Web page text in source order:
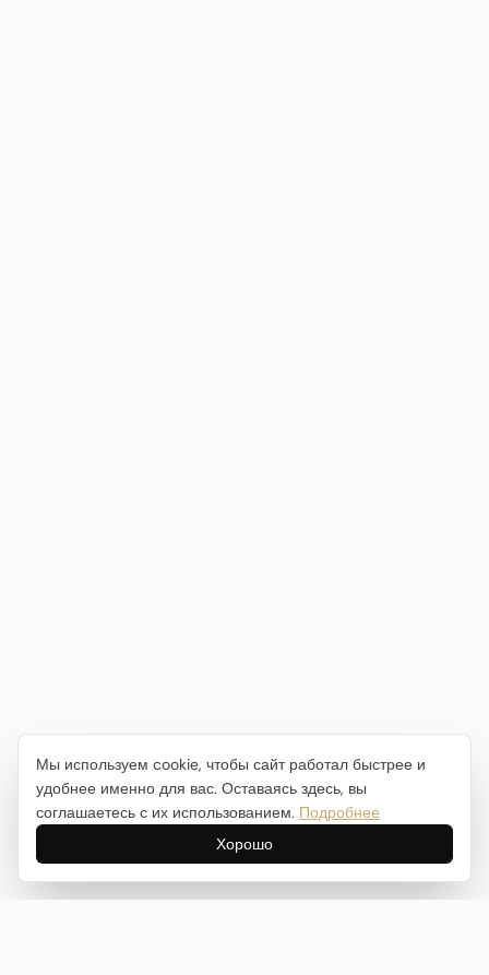
Мы используем cookie, чтобы сайт работал быстрее и
удобнее именно для вас. Оставаясь здесь, вы
соглашаетесь с их использованием. Подробнее
Хорошо